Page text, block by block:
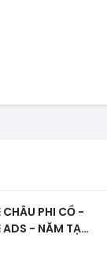
CHÂU PHI CỔ -
ADS - NĂM TẠO